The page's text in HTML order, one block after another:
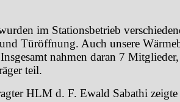
im Stationsbetrieb
Türöffnung. Auch unsere
nahmen daran 7
teil.
HLM d. F. Ewald Sabathi